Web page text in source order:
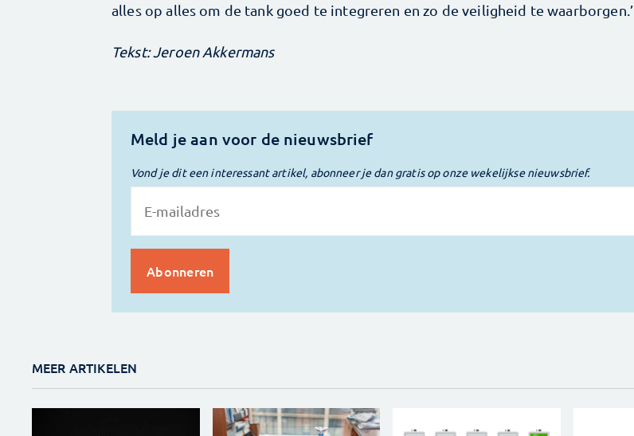
alles op alles om de tank goed te integreren en zo de veiligheid te waarborgen.’
Tekst: Jeroen Akkermans
Meld je aan voor de nieuwsbrief
Vond je dit een interessant artikel, abonneer je dan gratis op onze wekelijkse nieuwsbrief.
MEER ARTIKELEN